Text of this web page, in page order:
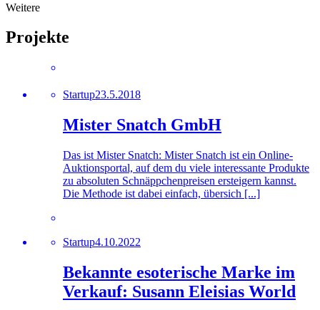
Weitere
Projekte
Startup23.5.2018
Mister Snatch GmbH
Das ist Mister Snatch: Mister Snatch ist ein Online-
Auktionsportal, auf dem du viele interessante Produkte
zu absoluten Schnäppchenpreisen ersteigern kannst.
Die Methode ist dabei einfach, übersich [...]
Startup4.10.2022
Bekannte esoterische Marke im
Verkauf: Susann Eleisias World